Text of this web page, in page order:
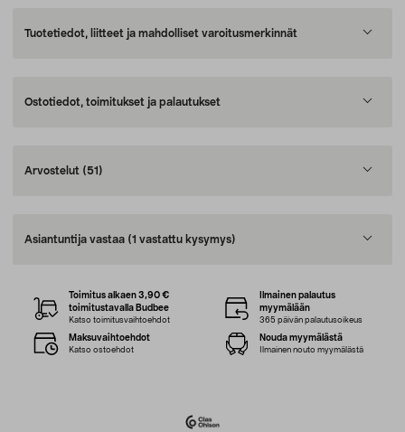
Tuotetiedot, liitteet ja mahdolliset varoitusmerkinnät
Ostotiedot, toimitukset ja palautukset
Arvostelut (51)
Asiantuntija vastaa (1 vastattu kysymys)
Toimitus alkaen 3,90 €
toimitustavalla Budbee
Katso toimitusvaihtoehdot
Ilmainen palautus
myymälään
365 päivän palautusoikeus
Maksuvaihtoehdot
Katso ostoehdot
Nouda myymälästä
Ilmainen nouto myymälästä